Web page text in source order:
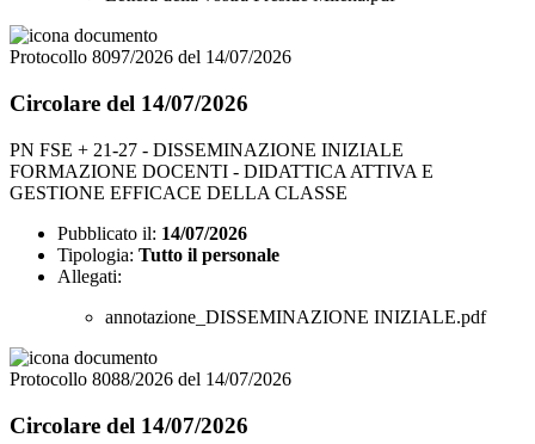
Protocollo 8097/2026 del 14/07/2026
Circolare del 14/07/2026
PN FSE + 21-27 - DISSEMINAZIONE INIZIALE
FORMAZIONE DOCENTI - DIDATTICA ATTIVA E
GESTIONE EFFICACE DELLA CLASSE
Pubblicato il: 14/07/2026
Tipologia: Tutto il personale
Allegati:
annotazione_DISSEMINAZIONE INIZIALE.pdf
Protocollo 8088/2026 del 14/07/2026
Circolare del 14/07/2026